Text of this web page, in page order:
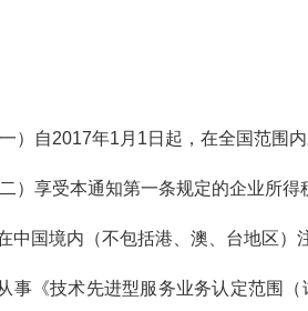
一）自2017年1月1日起，在全国范围
二）享受本通知第一条规定的企业所
中国境内（不包括港、澳、台地区）
事《技术先进型服务业务认定范围